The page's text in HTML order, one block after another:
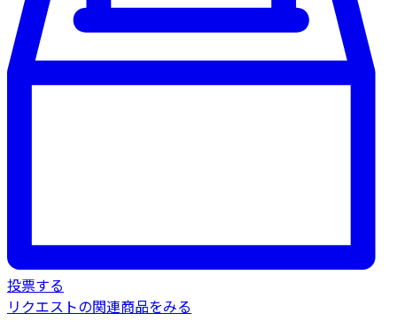
投票する
リクエストの関連商品をみる